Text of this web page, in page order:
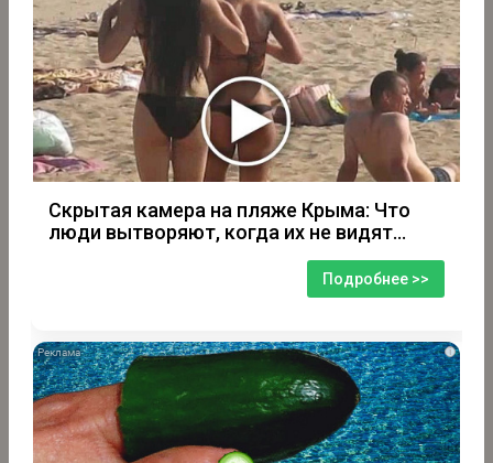
Скрытая камера на пляже Крыма: Что
люди вытворяют, когда их не видят...
Подробнее >>
i